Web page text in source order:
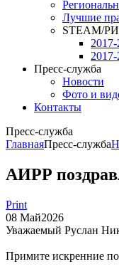
Лучшие
STEAM/
2017-
2017-
Пресс-служба
Новости
Фото и
Контакты
Пресс-служба
ГлавнаяПресс-служба
АИРР
Print
08 Май2026
Уважаемый Руслан
Примите искренние